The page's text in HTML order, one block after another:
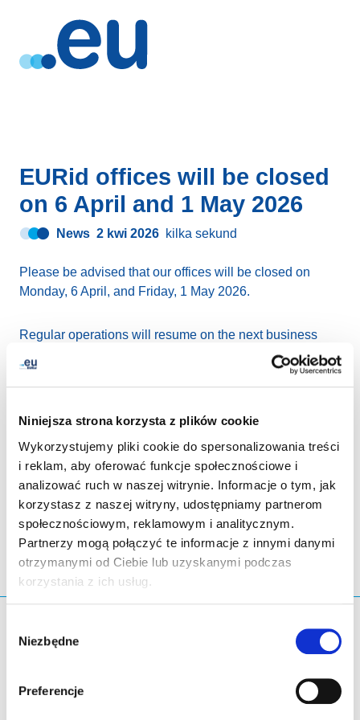
Niniejsza strona korzysta z plików cookie
Wykorzystujemy pliki cookie do spersonalizowania treści
i reklam, aby oferować funkcje społecznościowe i
analizować ruch w naszej witrynie. Informacje o tym, jak
korzystasz z naszej witryny, udostępniamy partnerom
społecznościowym, reklamowym i analitycznym.
Partnerzy mogą połączyć te informacje z innymi danymi
otrzymanymi od Ciebie lub uzyskanymi podczas
korzystania z ich usług.
zgody
Niezbędne
Preferencje
EURid offices will be closed
on 6 April and 1 May 2026
News 2 kwi 2026 kilka sekund
Please be advised that our offices will be closed on
Monday, 6 April, and Friday, 1 May 2026.
Regular operations will resume on the next business
pleasant Easter break.
udostępnianie przez LinkedInTwitterFacebook